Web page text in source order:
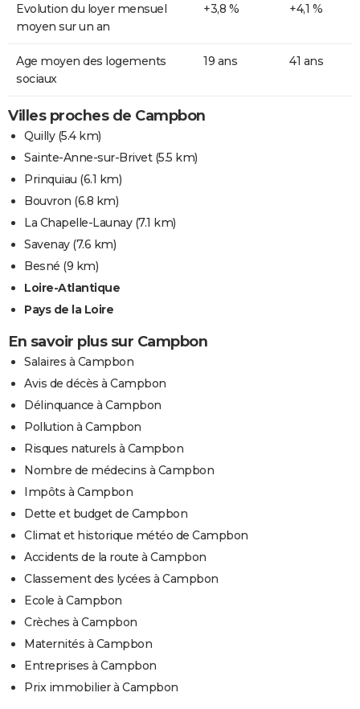
Evolution du loyer mensuel
moyen sur un an
+3,8 % +4,1 %
Age moyen des logements
sociaux
19 ans 41 ans
Villes proches de Campbon
Quilly(5.4 km)
Sainte-Anne-sur-Brivet(5.5 km)
Prinquiau (6.1 km)
Bouvron (6.8 km)
La Chapelle-Launay(7.1 km)
Savenay(7.6 km)
Besné (9 km)
Loire-Atlantique
Pays de la Loire
En savoir plus sur Campbon
Salaires à Campbon
Avis de décès à Campbon
Délinquance à Campbon
Pollution à Campbon
Risques naturels à Campbon
Nombre de médecins à Campbon
Impôts à Campbon
Dette et budget de Campbon
Climat et historique météo de Campbon
Accidents de la route à Campbon
Classement des lycées à Campbon
Ecole à Campbon
Crèches à Campbon
Maternités à Campbon
Entreprises à Campbon
Prix immobilier à Campbon